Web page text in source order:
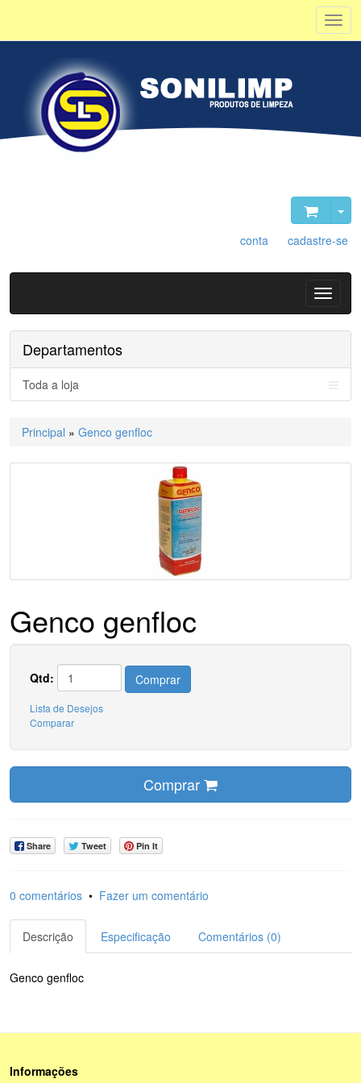
conta cadastre-se
Departamentos
Toda a loja
Principal » Genco genfloc
Genco genfloc
Qtd: Comprar
Lista de Desejos
Comparar
Comprar
Share Tweet Pin It
0 comentários • Fazer um comentário
Descrição Especificação Comentários (0)
Genco genfloc
Informações